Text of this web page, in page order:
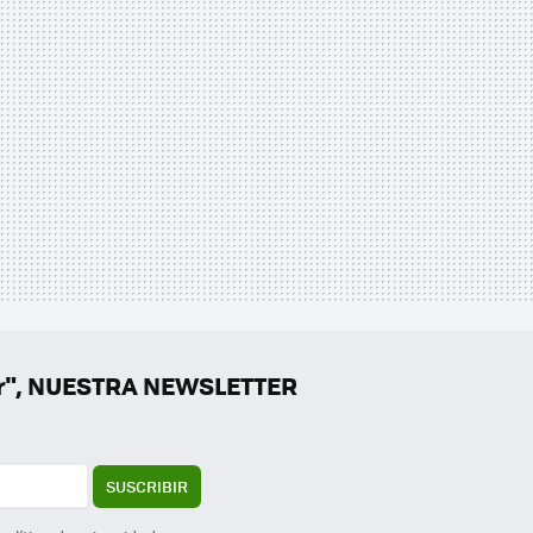
NEWSLETTER
SUSCRIBIR